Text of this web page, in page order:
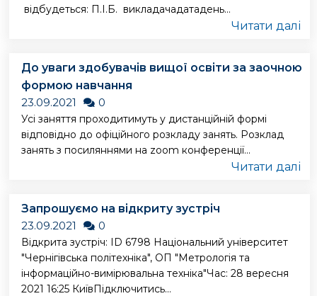
відбудеться: П.І.Б. викладачадатадень...
Читати далі
До уваги здобувачів вищої освіти за заочною
формою навчання
23.09.2021
0
Усі заняття проходитимуть у дистанційній формі
відповідно до офіційного розкладу занять. Розклад
занять з посиляннями на zoom конференції...
Читати далі
Запрошуємо на відкриту зустріч
23.09.2021
0
Відкрита зустріч: ID 6798 Національний університет
"Чернігівська політехніка", ОП "Метрологія та
інформаційно-вимірювальна техніка"Час: 28 вересня
2021 16:25 КиївПідключитись...